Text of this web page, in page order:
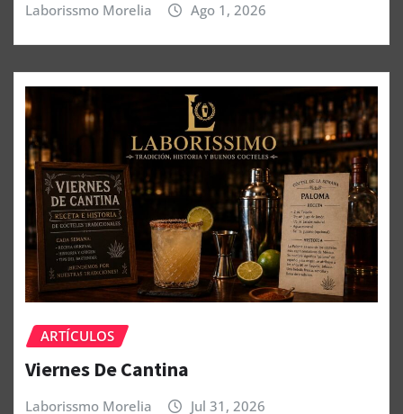
Laborissmo Morelia Ago 1, 2026
ARTÍCULOS
Viernes De Cantina
Laborissmo Morelia Jul 31, 2026